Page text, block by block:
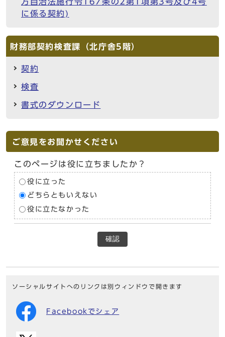
に係る契約)
財務部契約検査課（北庁舎5階）
契約
検査
書式のダウンロード
ご意見をお聞かせください
このページは役に立ちましたか？
役に立った
どちらともいえない
役に立たなかった
確認
ソーシャルサイトへのリンクは別ウィンドウで開きます
Facebookでシェア